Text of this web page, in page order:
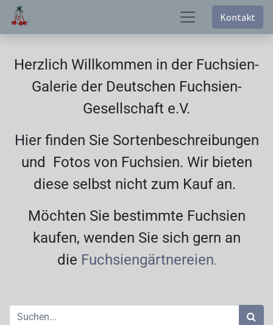
Kontakt
Herzlich Willkommen in der Fuchsien-
Galerie der Deutschen Fuchsien-
Gesellschaft e.V.
Hier finden Sie Sortenbeschreibungen
und Fotos von Fuchsien. Wir bieten
diese selbst nicht zum Kauf an.
Möchten Sie bestimmte Fuchsien
kaufen, wenden Sie sich gern an
die Fuchsiengärtnereien.